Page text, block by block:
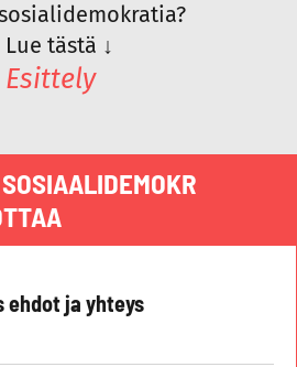
Lue tästä ↓
Esittely
ja yhteys